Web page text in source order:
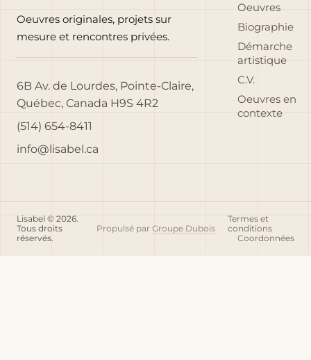
Oeuvres originales, projets sur
mesure et rencontres privées.
6B Av. de Lourdes, Pointe-Claire,
Québec, Canada H9S 4R2
(514) 654-8411
info@lisabel.ca
Oeuvres
Biographie
Démarche
artistique
C.V.
Oeuvres en
contexte
Lisabel © 2026.
Tous droits
réservés.
Propulsé par Groupe Dubois
Termes et
conditions
Coordonnées